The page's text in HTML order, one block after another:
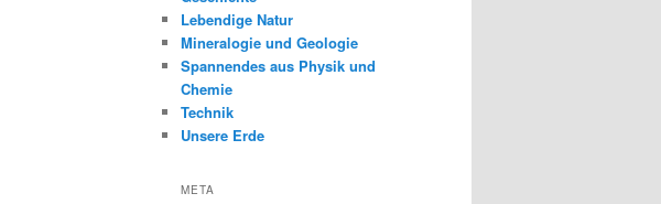
Lebendige Natur
Mineralogie und Geologie
Spannendes aus Physik und
Chemie
Technik
Unsere Erde
META